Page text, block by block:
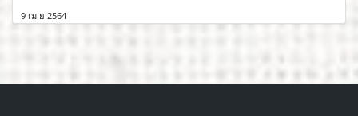
9 เม.ย 2564